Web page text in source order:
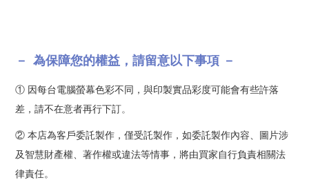
－ 為保障您的權益，請留意以下事項 －
① 因每台電腦螢幕色彩不同，與印製實品彩度可能會有些許落
差，請不在意者再行下訂。
② 本店為客戶委託製作，僅受託製作，如委託製作內容、圖片涉
及智慧財產權、著作權或違法等情事，將由買家自行負責相關法
律責任。